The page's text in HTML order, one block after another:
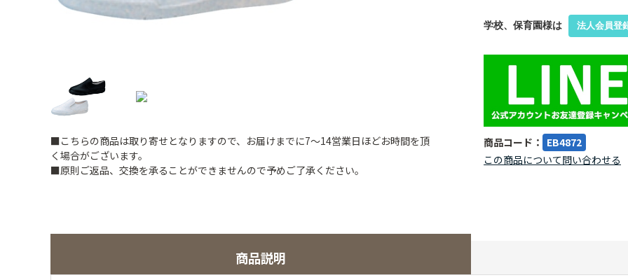
■こちらの商品は取り寄せとなりますので、お届けまでに7～14営業日ほどお時間を頂
く場合がございます。
■原則ご返品、交換を承ることができませんので予めご了承ください。
学校、保育園様は 法人会員登
商品コード： EB4872
この商品について問い合わせる
商品説明